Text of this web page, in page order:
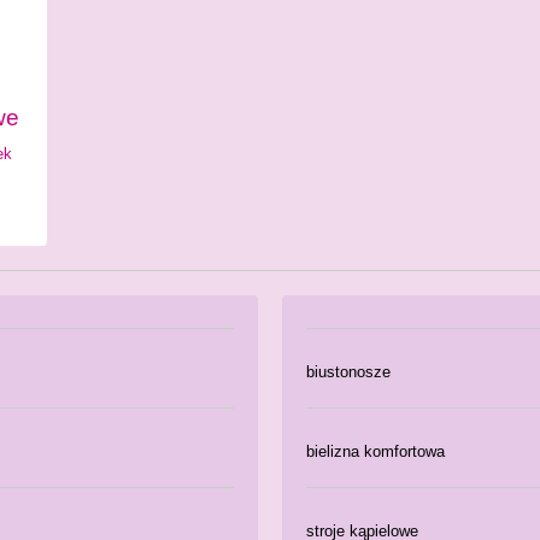
biustonosze
bielizna komfortowa
stroje kąpielowe